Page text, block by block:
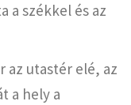
a székkel és az
az utastér elé, az
a hely a